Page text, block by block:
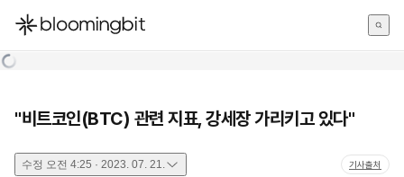
한국어
"비트코인(BTC) 관련 지표, 강세장 가리키고 있다"
수정 오전 4:25 · 2023. 07. 21. 기사출처